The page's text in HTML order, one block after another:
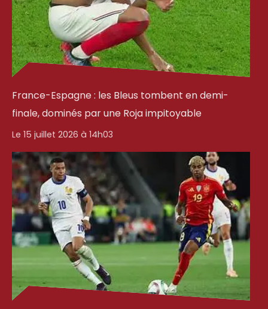
France-Espagne : les Bleus tombent en demi-
finale, dominés par une Roja impitoyable
Le 15 juillet 2026 à 14h03